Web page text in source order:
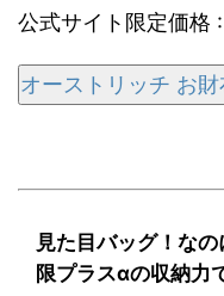
公式サイト限定価格
オーストリッチ お財
見た目バッグ！な
限プラスαの収納力